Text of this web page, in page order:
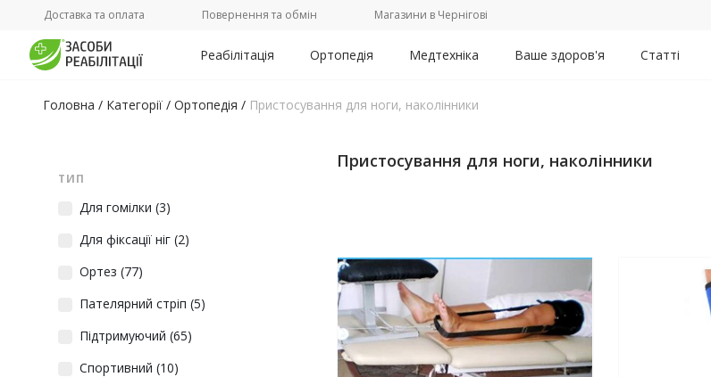
Доставка та оплата Повернення та обмін Магазини в Чернігові
Реабілітація Ортопедія Медтехніка Ваше здоров'я Статті
Головна / Категорії / Ортопедія / Пристосування для ноги, наколінники
ТИП
Для гомілки (3)
Для фіксації ніг (2)
Ортез (77)
Пателярний стріп (5)
Підтримуючий (65)
Спортивний (10)
Пристосування для ноги, наколінники